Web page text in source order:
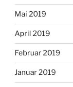
Mai 2019
April 2019
Februar 2019
Januar 2019